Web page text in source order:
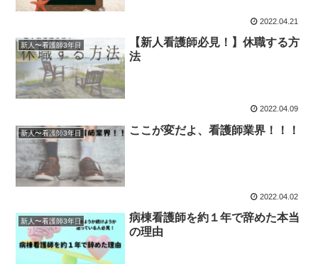
2022.04.21
新人〜看護師3年目
【新人看護師必見！】休職する方
法
2022.04.09
新人〜看護師3年目 ここが変だよ、看護師業界！！！
2022.04.02
新人〜看護師3年目
病棟看護師を約１年で辞めた本当
の理由